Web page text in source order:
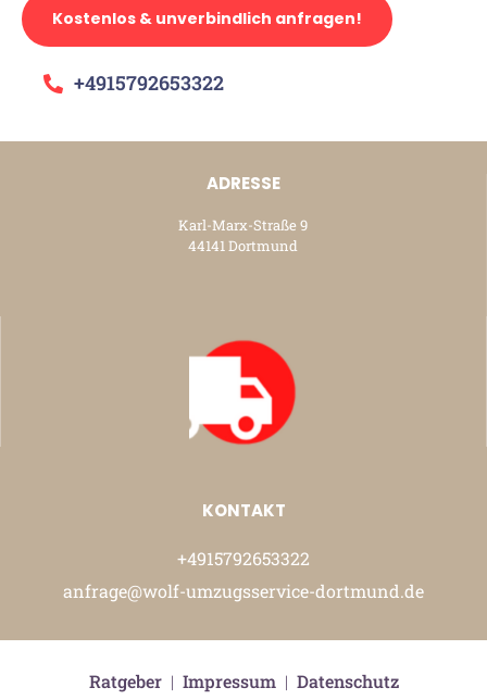
Kostenlos & unverbindlich anfragen!
+4915792653322
ADRESSE
Karl-Marx-Straße 9
44141 Dortmund
KONTAKT
+4915792653322
anfrage@wolf-umzugsservice-dortmund.de
Ratgeber| Impressum| Datenschutz